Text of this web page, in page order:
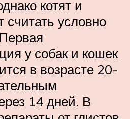
котят и
считать условно
у собак и кошек
в возрасте 20-
14 дней. В